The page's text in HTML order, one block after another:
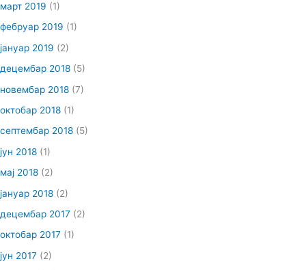
март 2019 (1)
фебруар 2019 (1)
јануар 2019 (2)
децембар 2018 (5)
новембар 2018 (7)
октобар 2018 (1)
септембар 2018 (5)
јун 2018 (1)
мај 2018 (2)
јануар 2018 (2)
децембар 2017 (2)
октобар 2017 (1)
јун 2017 (2)